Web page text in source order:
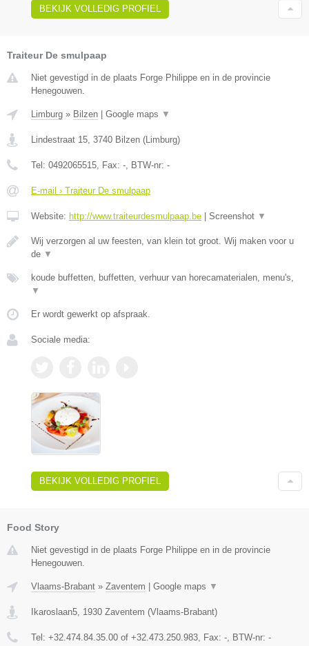
BEKIJK VOLLEDIG PROFIEL
Traiteur De smulpaap
Niet gevestigd in de plaats Forge Philippe en in de provincie
Henegouwen.
Limburg » Bilzen Google maps ▼
Lindestraat 15, 3740 Bilzen (Limburg)
Tel: 0492065515, Fax: -, BTW-nr: -
E-mail › Traiteur De smulpaap
Website: http://www.traiteurdesmulpaap.be Screenshot ▼
Wij verzorgen al uw feesten, van klein tot groot. Wij maken voor u
de ▼
koude buffetten, buffetten, verhuur van horecamaterialen, menu's,
▼
Er wordt gewerkt op afspraak.
Sociale media:
BEKIJK VOLLEDIG PROFIEL
Food Story
Niet gevestigd in de plaats Forge Philippe en in de provincie
Henegouwen.
Vlaams-Brabant » Zaventem Google maps ▼
Ikaroslaan5, 1930 Zaventem (Vlaams-Brabant)
Tel: +32.474.84.35.00 of +32.473.250.983, Fax: -, BTW-nr: -